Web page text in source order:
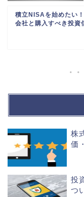
積立NISAを始めたい
会社と購入すべき投資
株
価
投
つ